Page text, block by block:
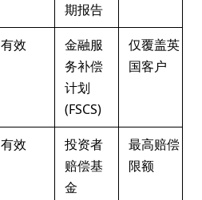
期报告
有效
金融服
务补偿
计划
(FSCS)
仅覆盖英
国客户
有效
投资者
赔偿基
金
最高赔偿
限额